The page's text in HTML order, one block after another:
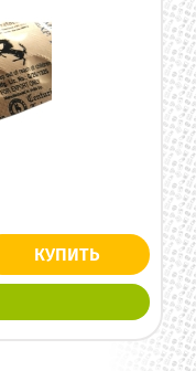
КУПИТЬ